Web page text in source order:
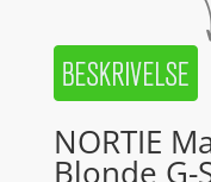
NORTIE
Blonde G-